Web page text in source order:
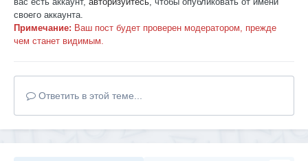
своего аккаунта.
Примечание: Ваш пост будет проверен модератором, прежде
чем станет видимым.
Ответить в этой теме...